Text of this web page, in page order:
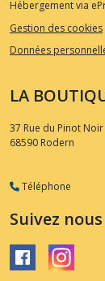
Hébergement via
Gestion des cookies
Données
LA
37 Rue du Pinot Noir
68590 Rodern
Téléphone
Suivez nous